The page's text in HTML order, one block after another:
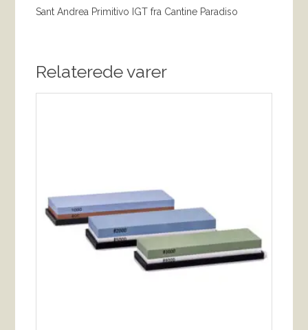
Sant Andrea Primitivo IGT fra Cantine Paradiso
Relaterede varer